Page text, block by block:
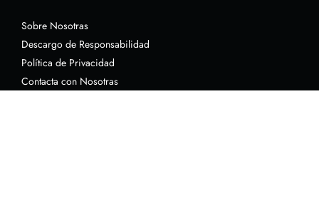
Sobre Nosotras
Descargo de Responsabilidad
Política de Privacidad
Contacta con Nosotras